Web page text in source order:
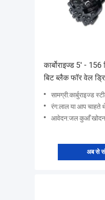
कार्बोराइज्ड 5' - 156
बिट ब्लैक फॉर वेल
सामग्री:कार्बुराइज्ड
रंग:लाल या आप चाहते
आवेदन:जल कुआँ
अब से